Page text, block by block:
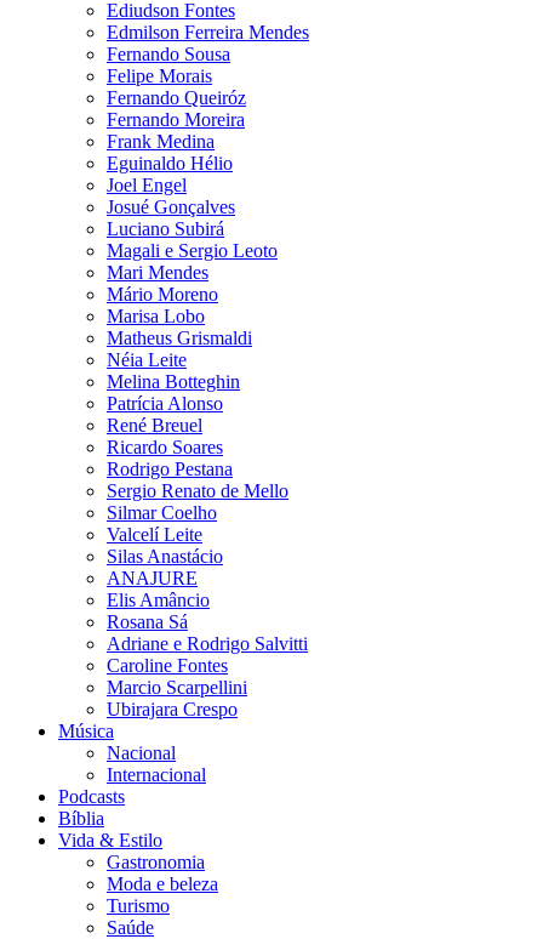
Ediudson Fontes
Edmilson Ferreira Mendes
Fernando Sousa
Felipe Morais
Fernando Queiróz
Fernando Moreira
Frank Medina
Eguinaldo Hélio
Joel Engel
Josué Gonçalves
Luciano Subirá
Magali e Sergio Leoto
Mari Mendes
Mário Moreno
Marisa Lobo
Matheus Grismaldi
Néia Leite
Melina Botteghin
Patrícia Alonso
René Breuel
Ricardo Soares
Rodrigo Pestana
Sergio Renato de Mello
Silmar Coelho
Valcelí Leite
Silas Anastácio
ANAJURE
Elis Amâncio
Rosana Sá
Adriane e Rodrigo Salvitti
Caroline Fontes
Marcio Scarpellini
Ubirajara Crespo
Música
Nacional
Internacional
Podcasts
Bíblia
Vida & Estilo
Gastronomia
Moda e beleza
Turismo
Saúde